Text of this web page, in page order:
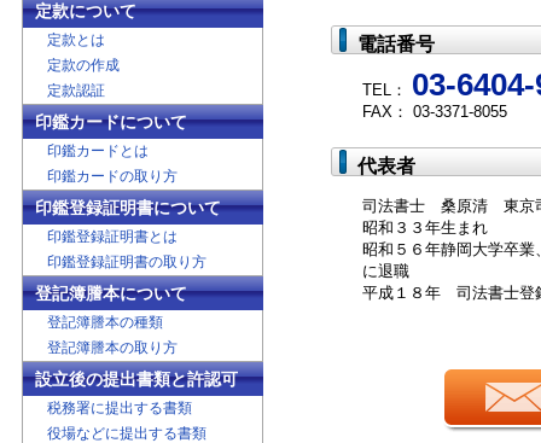
定款について
定款とは
定款の作成
定款認証
印鑑カードについて
印鑑カードとは
印鑑カードの取り方
印鑑登録証明書について
印鑑登録証明書とは
印鑑登録証明書の取り方
登記簿謄本について
登記簿謄本の種類
登記簿謄本の取り方
設立後の提出書類と許認可
税務署に提出する書類
役場などに提出する書類
電話番号
TEL： 03-
FAX： 03-3371-8055
代表者
司法書士 桑原清 東京
昭和３３年生まれ
昭和５６年静岡大学卒
に退職
平成１８年 司法書士登